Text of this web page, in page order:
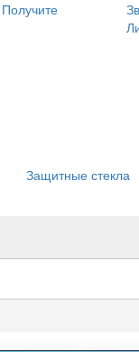
Получите
Защитные стекла